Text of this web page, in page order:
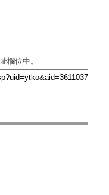
欄位中。